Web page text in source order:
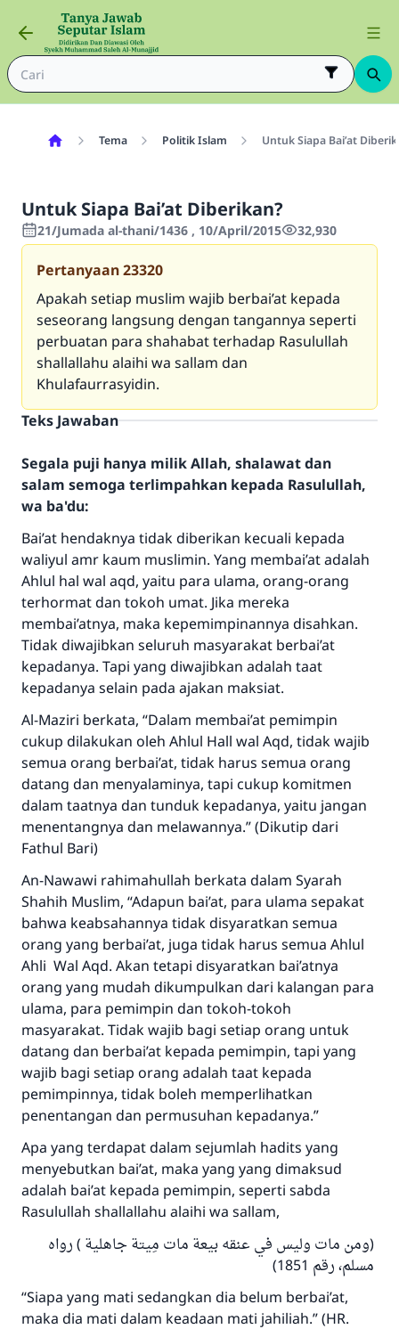
Tema Politik Islam Untuk Siapa Bai’at
Untuk Siapa Bai’at Diberikan?
21/Jumada al-thani/1436 , 10/April/2015 32,930
Pertanyaan23320
Apakah setiap muslim wajib berbai’at kepada
seseorang langsung dengan tangannya seperti
perbuatan para shahabat terhadap Rasulullah
shallallahu alaihi wa sallam dan
Khulafaurrasyidin.
Teks Jawaban
Segala puji hanya milik Allah, shalawat dan
salam semoga terlimpahkan kepada Rasulullah,
wa ba'du:
Bai’at hendaknya tidak diberikan kecuali kepada
waliyul amr kaum muslimin. Yang membai’at adalah
Ahlul hal wal aqd, yaitu para ulama, orang-orang
terhormat dan tokoh umat. Jika mereka
membai’atnya, maka kepemimpinannya disahkan.
Tidak diwajibkan seluruh masyarakat berbai’at
kepadanya. Tapi yang diwajibkan adalah taat
kepadanya selain pada ajakan maksiat.
Al-Maziri berkata, “Dalam membai’at pemimpin
cukup dilakukan oleh Ahlul Hall wal Aqd, tidak wajib
semua orang berbai’at, tidak harus semua orang
datang dan menyalaminya, tapi cukup komitmen
dalam taatnya dan tunduk kepadanya, yaitu jangan
menentangnya dan melawannya.” (Dikutip dari
Fathul Bari)
An-Nawawi rahimahullah berkata dalam Syarah
Shahih Muslim, “Adapun bai’at, para ulama sepakat
bahwa keabsahannya tidak disyaratkan semua
orang yang berbai’at, juga tidak harus semua Ahlul
Ahli Wal Aqd. Akan tetapi disyaratkan bai’atnya
orang yang mudah dikumpulkan dari kalangan para
ulama, para pemimpin dan tokoh-tokoh
masyarakat. Tidak wajib bagi setiap orang untuk
datang dan berbai’at kepada pemimpin, tapi yang
wajib bagi setiap orang adalah taat kepada
pemimpinnya, tidak boleh memperlihatkan
penentangan dan permusuhan kepadanya.”
Apa yang terdapat dalam sejumlah hadits yang
menyebutkan bai’at, maka yang yang dimaksud
adalah bai’at kepada pemimpin, seperti sabda
Rasulullah shallallahu alaihi wa sallam,
(ومن مات وليس في عنقه بيعة مات مِيتة جاهلية ) رواه
مسلم، رقم 1851)
“Siapa yang mati sedangkan dia belum berbai’at,
maka dia mati dalam keadaan mati jahiliah.” (HR.